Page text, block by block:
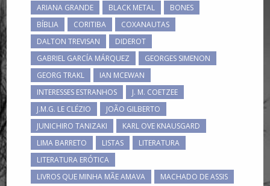
ARIANA GRANDE
BLACK METAL
BONES
BÍBLIA
CORITIBA
COXANAUTAS
DALTON TREVISAN
DIDEROT
GABRIEL GARCÍA MÁRQUEZ
GEORGES SIMENON
GEORG TRAKL
IAN MCEWAN
INTERESSES ESTRANHOS
J. M. COETZEE
J.M.G. LE CLÉZIO
JOÃO GILBERTO
JUNICHIRO TANIZAKI
KARL OVE KNAUSGARD
LIMA BARRETO
LISTAS
LITERATURA
LITERATURA ERÓTICA
LIVROS QUE MINHA MÃE AMAVA
MACHADO DE ASSIS